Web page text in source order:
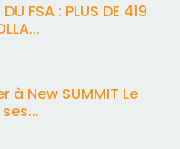
FSA : PLUS DE 419
à New SUMMIT Le